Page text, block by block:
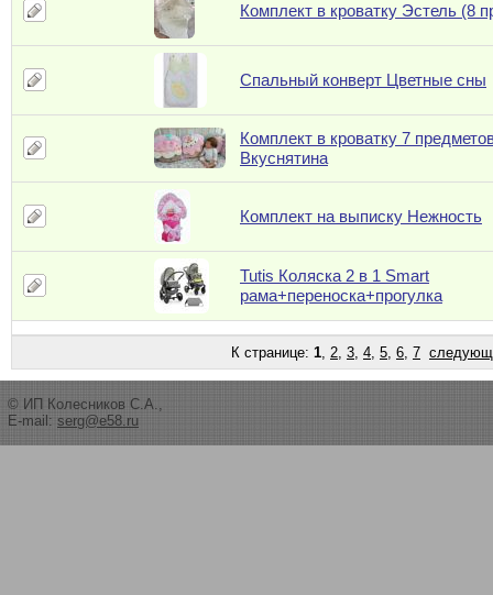
Комплект в кроватку Эстель (8
Спальный конверт Цветные сны
Комплект в кроватку 7
Вкуснятина
Комплект на выписку Нежность
Tutis Коляска 2 в 1 Smart
рама+переноска+прогулка
К странице: 1, 2, 3, 4, 5, 6, 7
© ИП Колесников С.А.,
E-mail: serg@e58.ru